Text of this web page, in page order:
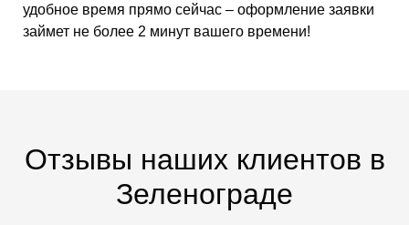
удобное время прямо сейчас – оформление заявки
займет не более 2 минут вашего времени!
Отзывы наших клиентов в
Зеленограде